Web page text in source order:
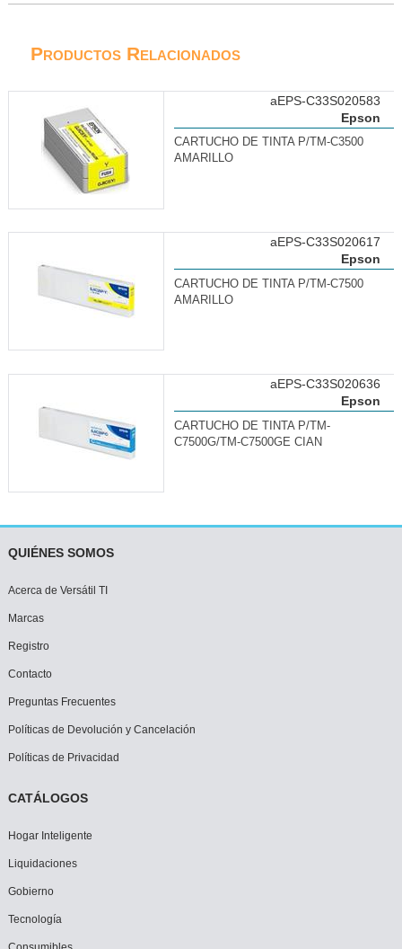
Productos Relacionados
Epson
aEPS-C33S020583
CARTUCHO DE TINTA P/TM-C3500
AMARILLO
Epson
aEPS-C33S020617
CARTUCHO DE TINTA P/TM-C7500
AMARILLO
Epson
aEPS-C33S020636
CARTUCHO DE TINTA P/TM-
C7500G/TM-C7500GE CIAN
QUIÉNES SOMOS
Acerca de Versátil TI
Marcas
Registro
Contacto
Preguntas Frecuentes
Políticas de Devolución y Cancelación
Políticas de Privacidad
CATÁLOGOS
Hogar Inteligente
Liquidaciones
Gobierno
Tecnología